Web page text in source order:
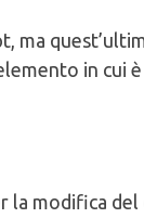
ma
in cui
la modifica